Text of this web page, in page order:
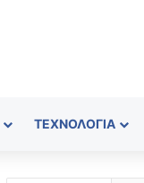
ΤΕΧΝΟΛΟΓΊΑ